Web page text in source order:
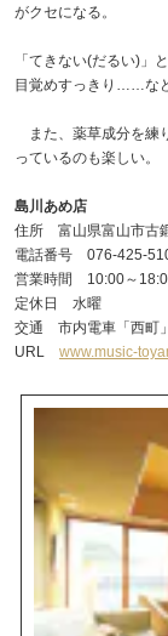
がクセになる。
「てきない(だるい)」
目覚めすっきり……な
また、薬草成分を練
っているのも楽しい。
島川あめ店
住所 富山県富山市古
電話番号 076-425-
営業時間 10:00～
定休日 水曜
交通 市内電車「西町
URL www.music-